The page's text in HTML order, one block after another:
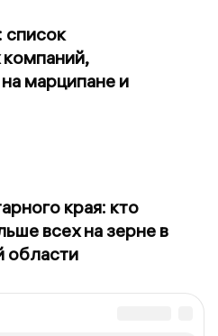
список
компаний,
марципане и
края: кто
всех на зерне в
области